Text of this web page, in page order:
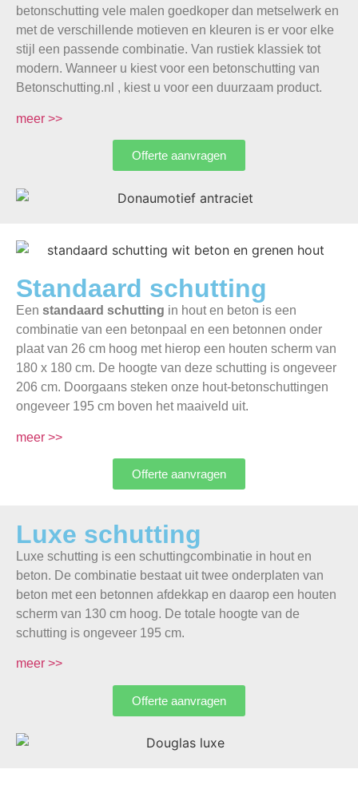
betonschutting vele malen goedkoper dan metselwerk en
met de verschillende motieven en kleuren is er voor elke
stijl een passende combinatie. Van rustiek klassiek tot
modern. Wanneer u kiest voor een betonschutting van
Betonschutting.nl , kiest u voor een duurzaam product.
meer >>
Offerte aanvragen
Standaard schutting
Een standaard schutting in hout en beton is een
combinatie van een betonpaal en een betonnen onder
plaat van 26 cm hoog met hierop een houten scherm van
180 x 180 cm. De hoogte van deze schutting is ongeveer
206 cm. Doorgaans steken onze hout-betonschuttingen
ongeveer 195 cm boven het maaiveld uit.
meer >>
Offerte aanvragen
Luxe schutting
Luxe schutting is een schuttingcombinatie in hout en
beton. De combinatie bestaat uit twee onderplaten van
beton met een betonnen afdekkap en daarop een houten
scherm van 130 cm hoog. De totale hoogte van de
schutting is ongeveer 195 cm.
meer >>
Offerte aanvragen